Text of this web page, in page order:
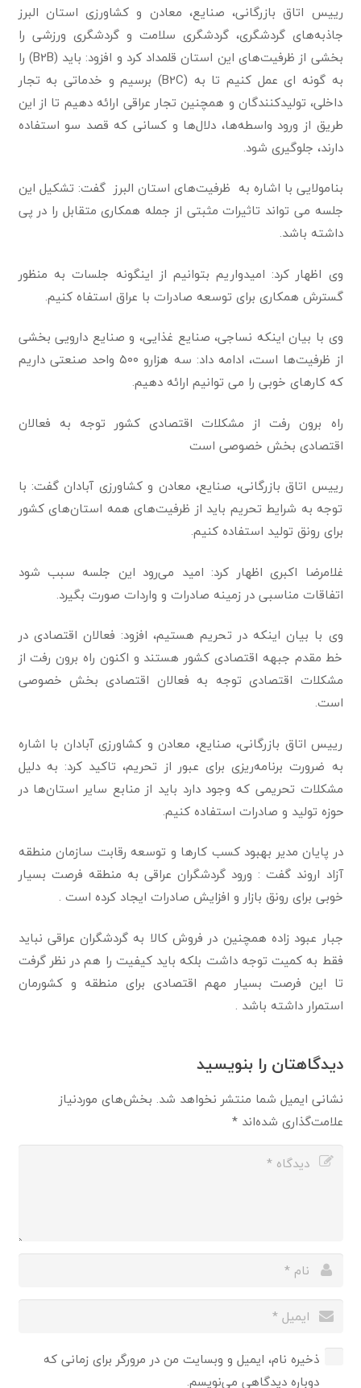
رییس اتاق بازرگانی، صنایع، معادن و کشاورزی استان البرز
جاذبه‌های گردشگری، گردشگری سلامت و گردشگری ورزشی را
بخشی از ظرفیت‌های این استان قلمداد کرد و افزود: باید (B2B) را
به گونه ای عمل کنیم تا به (B2C) برسیم و خدماتی به تجار
داخلی، تولیدکنندگان و همچنین تجار عراقی ارائه دهیم تا از این
طریق از ورود واسطه‌ها، دلال‌ها و کسانی که قصد سو استفاده
دارند، جلوگیری شود.
بنامولایی با اشاره به ظرفیت‌های استان البرز گفت: تشکیل این
جلسه می تواند تاثیرات مثبتی از جمله همکاری متقابل را در پی
داشته باشد.
وی اظهار کرد: امیدواریم بتوانیم از اینگونه جلسات به منظور
گسترش همکاری برای توسعه صادرات با عراق استفاه کنیم.
وی با بیان اینکه نساجی، صنایع غذایی، و صنایع دارویی بخشی
از ظرفیت‌ها است، ادامه داد: سه هزارو ۵۰۰ واحد صنعتی داریم
که کارهای خوبی را می توانیم ارائه دهیم.
راه برون رفت از مشکلات اقتصادی کشور توجه به فعالان
اقتصادی بخش خصوصی است
رییس اتاق بازرگانی، صنایع، معادن و کشاورزی آبادان گفت: با
توجه به شرایط تحریم باید از ظرفیت‌های همه استان‌های کشور
برای رونق تولید استفاده کنیم.
غلامرضا اکبری اظهار کرد: امید می‌رود این جلسه سبب شود
اتفاقات مناسبی در زمینه صادرات و واردات صورت بگیرد.
وی با بیان اینکه در تحریم هستیم، افزود: فعالان اقتصادی در
خط مقدم جبهه اقتصادی کشور هستند و اکنون راه برون رفت از
مشکلات اقتصادی توجه به فعالان اقتصادی بخش خصوصی
است.
رییس اتاق بازرگانی، صنایع، معادن و کشاورزی آبادان با اشاره
به ضرورت برنامه‌ریزی برای عبور از تحریم، تاکید کرد: به دلیل
مشکلات تحریمی که وجود دارد باید از منابع سایر استان‌ها در
حوزه تولید و صادرات استفاده کنیم.
در پایان مدیر بهبود کسب کارها و توسعه رقابت سازمان منطقه
آزاد اروند گفت : ورود گردشگران عراقی به منطقه فرصت بسیار
خوبی برای رونق بازار و افزایش صادرات ایجاد کرده است .
جبار عبود زاده همچنین در فروش کالا به گردشگران عراقی نباید
فقط به کمیت توجه داشت بلکه باید کیفیت را هم در نظر گرفت
تا این فرصت بسیار مهم اقتصادی برای منطقه و کشورمان
استمرار داشته باشد .
دیدگاهتان را بنویسید
نشانی ایمیل شما منتشر نخواهد شد. بخش‌های موردنیاز
علامت‌گذاری شده‌اند*
ذخیره نام، ایمیل و وبسایت من در مرورگر برای زمانی که
دوباره دیدگاهی می‌نویسم.